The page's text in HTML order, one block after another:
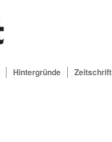
Hintergründe Zeitschrift